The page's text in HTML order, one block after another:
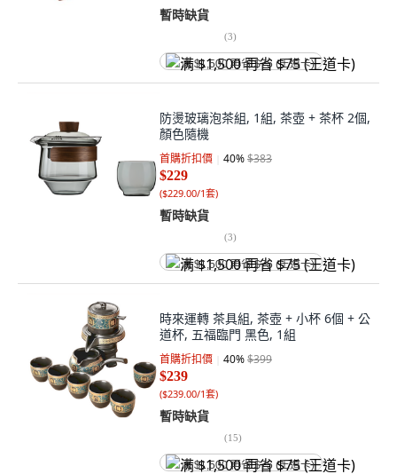
暫時缺貨
(3)
满 $1,500 再省 $75 (王道卡)
防燙玻璃泡茶組, 1組, 茶壺 + 茶杯 2個,
顏色隨機
首購折扣價 40%$383
$229
($229.00/1套)
暫時缺貨
(3)
满 $1,500 再省 $75 (王道卡)
時來運轉 茶具組, 茶壺 + 小杯 6個 + 公
道杯, 五福臨門 黑色, 1組
首購折扣價 40%$399
$239
($239.00/1套)
暫時缺貨
(15)
满 $1,500 再省 $75 (王道卡)